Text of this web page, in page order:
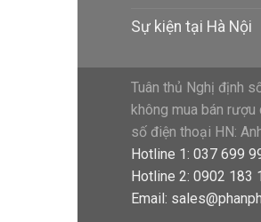
Sự kiện tại Hà Nội
Tuân thủ Nghị định
không mua bán
số điện thoại HN:
Hotline 1: 037 699
Hotline 2: 0902 183
Email: